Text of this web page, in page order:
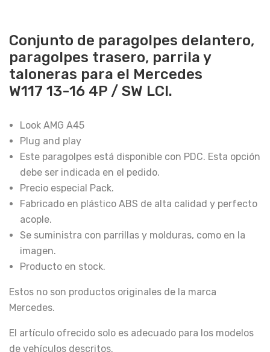
Conjunto de paragolpes delantero,
paragolpes trasero, parrila y
taloneras para el Mercedes
W117 13-16 4P / SW LCI.
Look AMG A45
Plug and play
Este paragolpes está disponible con PDC. Esta opción
debe ser indicada en el pedido.
Precio especial Pack.
Fabricado en plástico ABS de alta calidad y perfecto
acople.
Se suministra con parrillas y molduras, como en la
imagen.
Producto en stock.
Estos no son productos originales de la marca
Mercedes.
El artículo ofrecido solo es adecuado para los modelos
de vehículos descritos.